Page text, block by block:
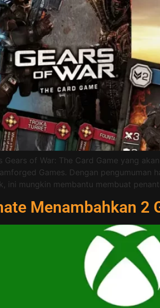
of War: The Card Game yang
Games. Dengan
ini mungkin membantu membuat
Menambahkan 2